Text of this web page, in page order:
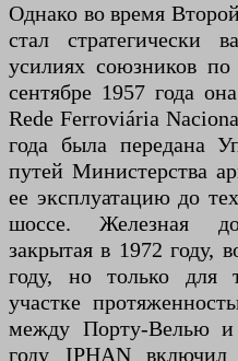
Однако во время
стал
усилиях союзников по
сентябре 1957 года
Rede Ferroviária
года была передана
путей Министерства
ее эксплуатацию до
шоссе. Железная
закрытая в 1972 году,
году, но только для
участке
между Порту-Велью
году IPHAN